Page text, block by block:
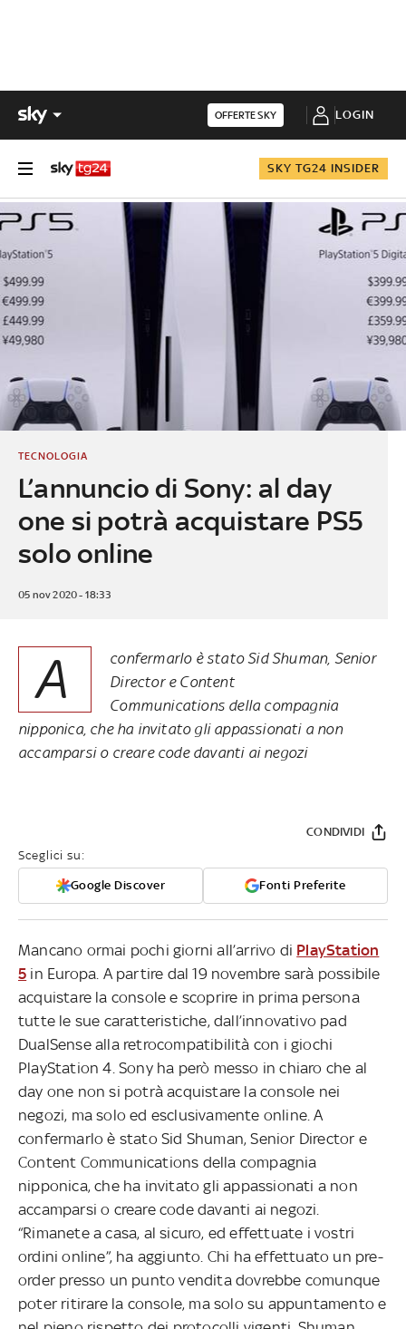
OFFERTE SKY LOGIN
SKY TG24 INSIDER
L’annuncio di Sony: al day
one si potrà acquistare PS5
solo online
TECNOLOGIA
05 nov 2020 - 18:33
A confermarlo è stato Sid Shuman, Senior
Director e Content
Communicationsdella compagnia
nipponica, che ha invitato gli appassionati a non
accamparsi o creare code davanti ai negozi
Sceglici su:
Google Discover Fonti Preferite
CONDIVIDI
Mancano ormai pochi giorni all’arrivo di PlayStation
5 in Europa. A partire dal 19 novembre sarà possibile
acquistare la console e scoprire in prima persona
tutte le sue caratteristiche, dall’innovativo pad
DualSense alla retrocompatibilità con i giochi
PlayStation 4. Sony ha però messo in chiaro che al
day one non si potrà acquistare la console nei
negozi, ma solo ed esclusivamente online. A
confermarlo è stato Sid Shuman, Senior Director e
Content Communications della compagnia
nipponica, che ha invitato gli appassionati a non
accamparsi o creare code davanti ai negozi.
“Rimanete a casa, al sicuro, ed effettuate i vostri
ordini online”, ha aggiunto. Chi ha effettuato un pre-
order presso un punto vendita dovrebbe comunque
poter ritirare la console, ma solo su appuntamento e